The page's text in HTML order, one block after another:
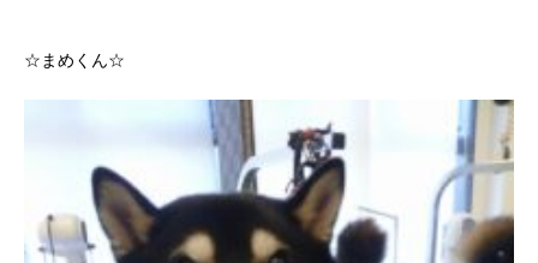
☆まめくん☆